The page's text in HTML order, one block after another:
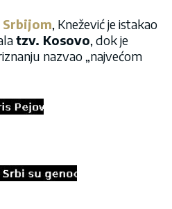
Srbijom, Knežević je istakao
tzv. Kosovo, dok je
nazvao „najvećom